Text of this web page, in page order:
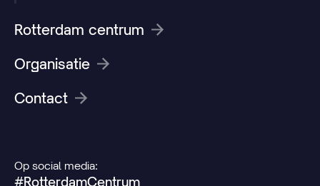
Rotterdam centrum
Organisatie
Contact
Op social media:
#RotterdamCentrum